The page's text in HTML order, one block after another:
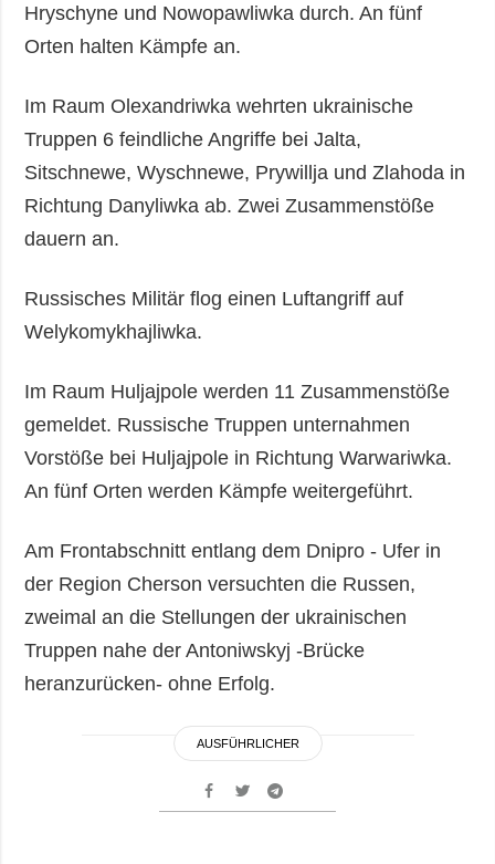
Hryschyne und Nowopawliwka durch. An fünf
Orten halten Kämpfe an.
Im Raum Olexandriwka wehrten ukrainische
Truppen 6 feindliche Angriffe bei Jalta,
Sitschnewe, Wyschnewe, Prywillja und Zlahoda in
Richtung Danyliwka ab. Zwei Zusammenstöße
dauern an.
Russisches Militär flog einen Luftangriff auf
Welykomykhajliwka.
Im Raum Huljajpole werden 11 Zusammenstöße
gemeldet. Russische Truppen unternahmen
Vorstöße bei Huljajpole in Richtung Warwariwka.
An fünf Orten werden Kämpfe weitergeführt.
Am Frontabschnitt entlang dem Dnipro - Ufer in
der Region Cherson versuchten die Russen,
zweimal an die Stellungen der ukrainischen
Truppen nahe der Antoniwskyj -Brücke
heranzurücken- ohne Erfolg.
AUSFÜHRLICHER